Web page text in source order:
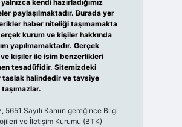
kendi hazırladığımız
paylaşılmaktadır. Burada yer
haber niteliği taşımamakta
kurum ve kişiler hakkında
yapılmamaktadır. Gerçek
kişiler ile isim benzerlikleri
tesadüfidir. Sitemizdeki
taslak halindedir ve tavsiye
5651 Sayılı Kanun gereğince Bilgi
ve İletişim Kurumu (BTK)